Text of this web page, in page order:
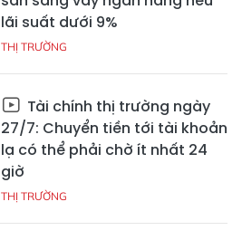
lãi suất dưới 9%
THỊ TRƯỜNG
Tài chính thị trường ngày
27/7: Chuyển tiền tới tài khoản
lạ có thể phải chờ ít nhất 24
giờ
THỊ TRƯỜNG